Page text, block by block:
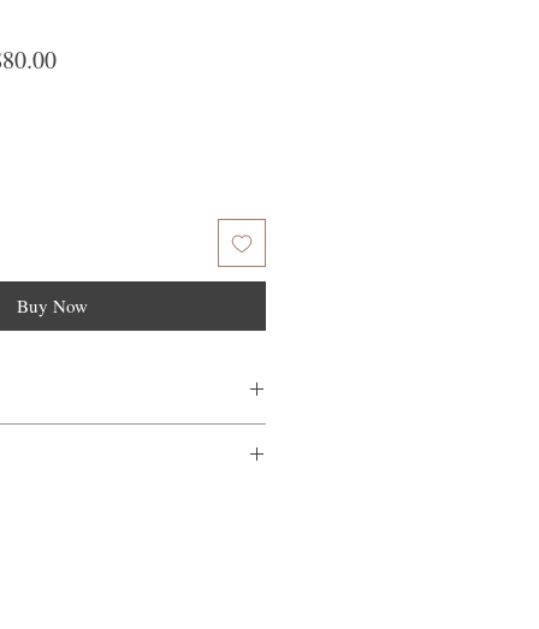
PriceSale Price
Buy Now